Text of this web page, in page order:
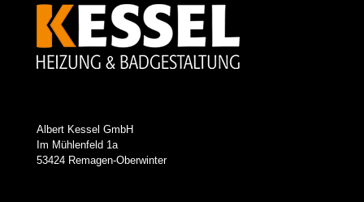
Albert Kessel GmbH
Im Mühlenfeld 1a
53424 Remagen-Oberwinter